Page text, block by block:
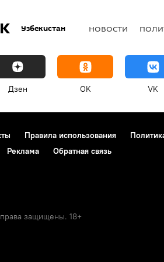
Узбекистан НОВОСТИ
Дзен OK VK
Правила использования
Реклама Обратная связь
защищены. 18+